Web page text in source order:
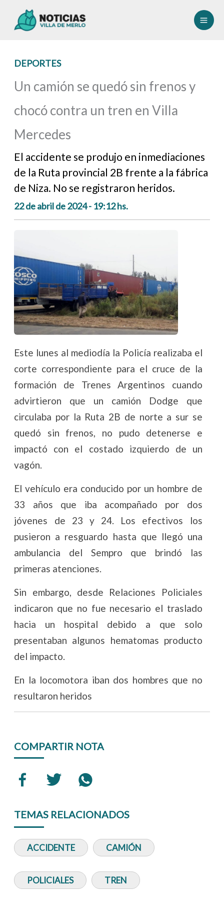
DEPORTES
Un camión se quedó sin frenos y
chocó contra un tren en Villa
Mercedes
El accidente se produjo en inmediaciones
de la Ruta provincial 2B frente a la fábrica
de Niza. No se registraron heridos.
22 de abril de 2024 - 19:12 hs.
Este lunes al mediodía la Policía realizaba el
corte correspondiente para el cruce de la
formación de Trenes Argentinos cuando
advirtieron que un camión Dodge que
circulaba por la Ruta 2B de norte a sur se
quedó sin frenos, no pudo detenerse e
impactó con el costado izquierdo de un
vagón.
El vehículo era conducido por un hombre de
33 años que iba acompañado por dos
jóvenes de 23 y 24. Los efectivos los
pusieron a resguardo hasta que llegó una
ambulancia del Sempro que brindó las
primeras atenciones.
Sin embargo, desde Relaciones Policiales
indicaron que no fue necesario el traslado
hacia un hospital debido a que solo
presentaban algunos hematomas producto
del impacto.
En la locomotora iban dos hombres que no
resultaron heridos
COMPARTIR NOTA
TEMAS RELACIONADOS
ACCIDENTE CAMIÓN
POLICIALES TREN